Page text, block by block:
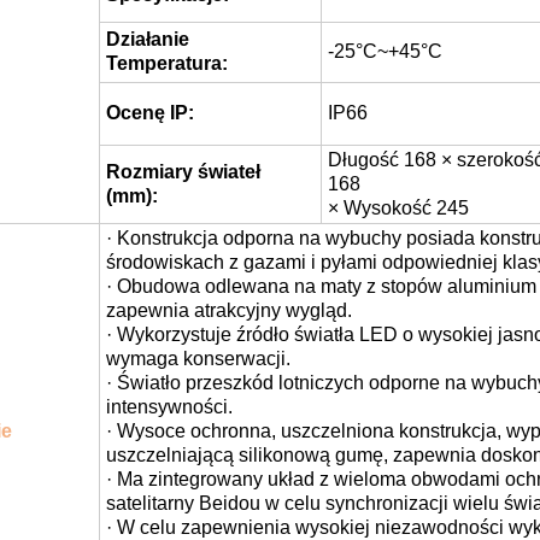
Działanie
Temperatura:
Rozmiary świateł
Długość 168 × szerokość
168
× Wysokość 245
· Konstrukcja odporna na wybuchy posiada
środowiskach z gazami i pyłami odpowiedniej
· Obudowa odlewana na maty z stopów
zapewnia atrakcyjny wygląd.
· Wykorzystuje źródło światła LED o wysokiej
wymaga konserwacji.
· Światło przeszkód lotniczych odporne na
intensywności.
· Wysoce ochronna, uszczelniona konstrukcja,
uszczelniającą silikonową gumę, zapewnia
· Ma zintegrowany układ z wieloma obwodami
satelitarny Beidou w celu synchronizacji wielu